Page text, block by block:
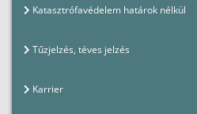
Katasztrófavédelem határok nélkül
Tűzjelzés, téves jelzés
Karrier